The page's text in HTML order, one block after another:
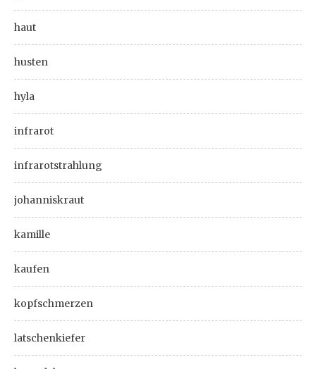
haut
husten
hyla
infrarot
infrarotstrahlung
johanniskraut
kamille
kaufen
kopfschmerzen
latschenkiefer